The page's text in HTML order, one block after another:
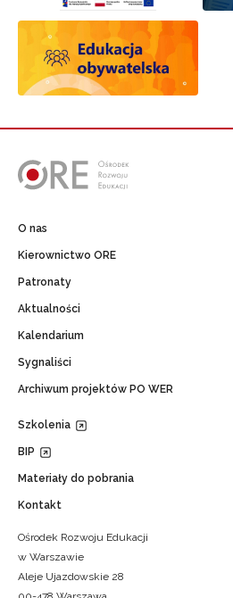
O nas
Kierownictwo ORE
Patronaty
Aktualności
Kalendarium
Sygnaliści
Archiwum projektów PO WER
Szkolenia
BIP
Materiały do pobrania
Kontakt
Ośrodek Rozwoju Edukacji
w Warszawie
Aleje Ujazdowskie 28